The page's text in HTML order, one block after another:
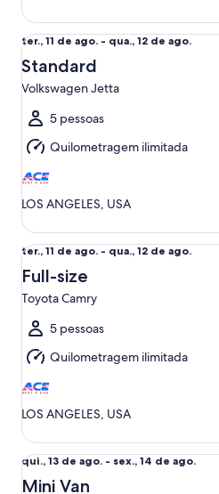
ter.,
11
de
ago.
qua.,
12
de
ter., 11 de ago. - qua., 12 de ago.
Standard
Volkswagen Jetta
5 pessoas
Quilometragem ilimitada
LOS ANGELES, USA
Standard Volkswagen Jetta
ter.,
11
de
ago.
qua.,
12
de
ter., 11 de ago. - qua., 12 de ago.
Full-size
Toyota Camry
5 pessoas
Quilometragem ilimitada
LOS ANGELES, USA
Full-size Toyota Camry
qui.,
13
qui., 13 de ago. - sex., 14 de ago.
Mini Van
Mini Van Chrysler Pacifica